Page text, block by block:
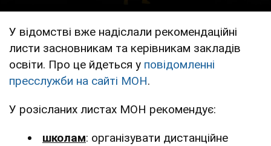
У відомстві вже надіслали рекомендаційні
листи засновникам та керівникам закладів
освіти. Про це йдеться у повідомленні
пресслужби на сайті МОН.
У розісланих листах МОН рекомендує:
школам: організувати дистанційне